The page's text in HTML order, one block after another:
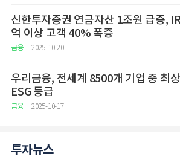
신한투자증권 연금자산 1조원 급증,
억 이상 고객 40% 폭증
금융 2025-10-20
우리금융, 전세계 8500개 기업 중 최상
ESG 등급
금융 2025-10-17
투자뉴스